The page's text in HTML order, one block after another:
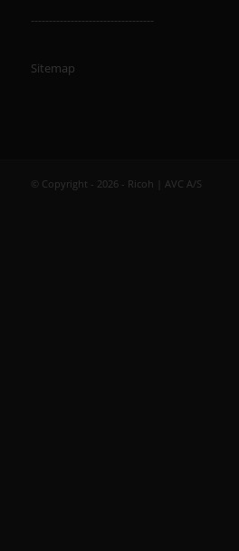
----------------------------------
Sitemap
© Copyright - 2026 - Ricoh | AVC A/S